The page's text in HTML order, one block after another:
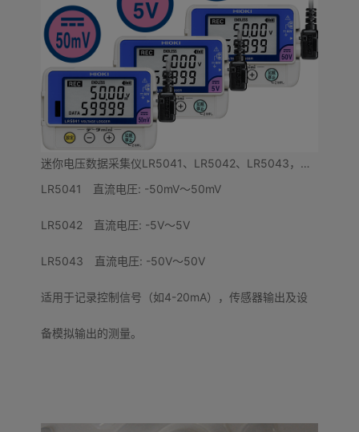
迷你电压数据采集仪LR5041、LR5042、LR5043，可记录各传感器的输出
LR5041 直流电圧: -50mV～50mV
LR5042 直流电圧: -5V～5V
LR5043 直流电圧: -50V～50V
适用于记录控制信号（如4-20mA），传感器输出及设
备模拟输出的测量。